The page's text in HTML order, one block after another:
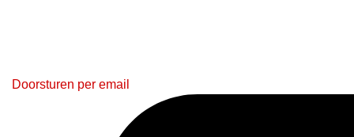
Doorsturen per email